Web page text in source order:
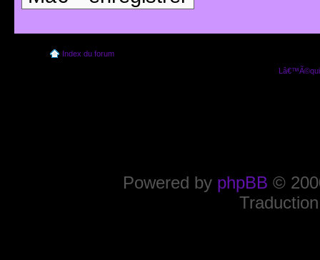
Index du forum
Powered by phpBB ©